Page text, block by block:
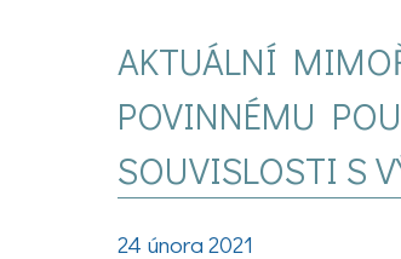
AKTUÁLNÍ
POVINNÉMU
SOUVISLOSTI S
24 února 2021